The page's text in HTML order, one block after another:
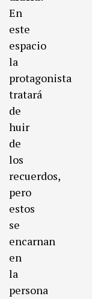
En
este
espacio
la
protagonista
tratará
de
huir
de
los
recuerdos,
pero
estos
se
encarnan
en
la
persona